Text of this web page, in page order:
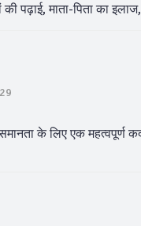
की पढ़ाई, माता-पिता का
के लिए एक महत्वपूर्ण